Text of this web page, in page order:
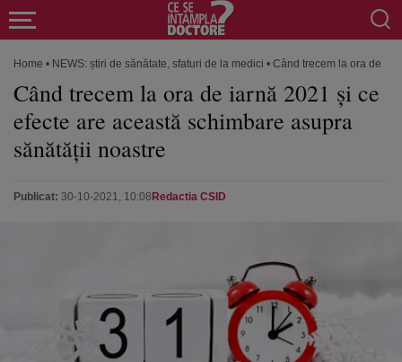
Home • NEWS: știri de sănătate, sfaturi de la medici • Când trecem la ora de
Când trecem la ora de iarnă 2021 și ce
efecte are această schimbare asupra
sănătății noastre
Publicat: 30-10-2021, 10:08 Redactia CSID